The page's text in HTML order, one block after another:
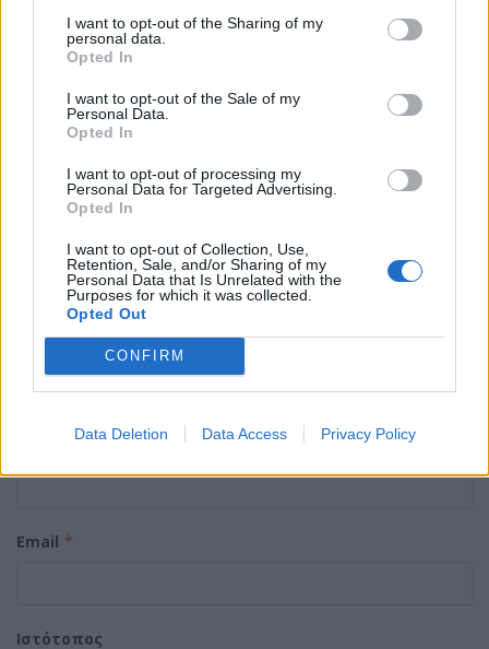
I want to opt-out of the Sharing of my
personal data.
Opted In
I want to opt-out of the Sale of my
Personal Data.
Opted In
I want to opt-out of processing my
Personal Data for Targeted Advertising.
Opted In
I want to opt-out of Collection, Use,
Retention, Sale, and/or Sharing of my
Personal Data that Is Unrelated with the
Purposes for which it was collected.
Opted Out
CONFIRM
Data Deletion Data Access Privacy Policy
Αφήστε μια απάντηση
Η ηλ. διεύθυνση σας δεν δημοσιεύεται.
Τα υποχρεωτικά πεδία
σημειώνονται με
Σχόλιο*
*
Email *
Ιστότοπος